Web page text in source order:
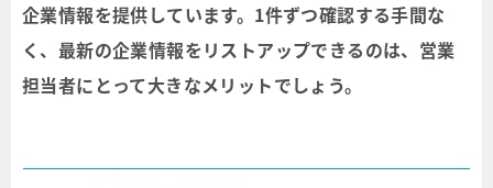
企業情報を提供しています。1件ずつ確認する手間な
く、最新の企業情報をリストアップできるのは、営業
担当者にとって大きなメリットでしょう。